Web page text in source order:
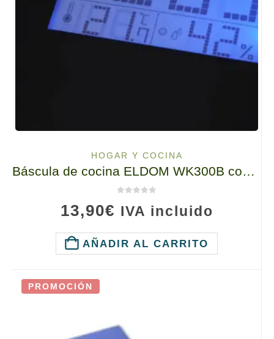
HOGAR Y COCINA
Báscula de cocina ELDOM WK300B con Reloj, Calendario, Termometro, Higrometro
13,90€ IVA incluido
AÑADIR AL CARRITO
PROMOCIÓN